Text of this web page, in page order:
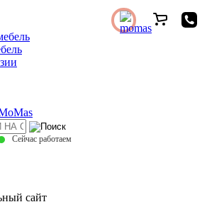
Сейчас работаем